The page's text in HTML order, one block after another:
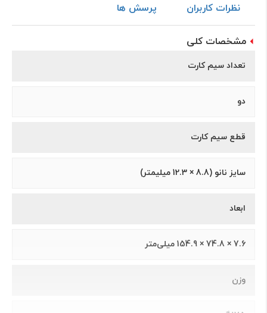
نظرات کاربران پرسش ها
مشخصات کلی
تعداد سیم کارت
دو
قطع سیم کارت
سايز نانو (8.8 × 12.3 ميلیمتر)
ابعاد
7.6 × 74.8 × 154.9 میلی‌متر
وزن